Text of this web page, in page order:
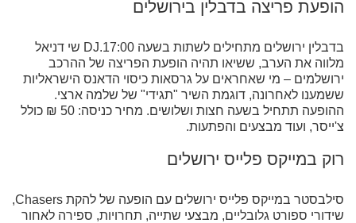
הופעת פריצה בדבלין בירושלים
בדבלין ירושלים מתחילים לשתות בשעה 17:00.DJ שי דניאל
מלווה את הערב, ששיאו תהיה הופעת הפריצה של ההרכב
ירושלמים – מי שאחראים על גרסאות כיסוי הדאנס הישראליות
ששמענו לאחרונה, דוגמת השיר "תגידי" של שלמה ארצי.
ההופעה תתחיל בשעה חצות ושלושים. מחיר כניסה: 50 ₪ כולל
צ'ייסר, ועוד מבצעים והפתעות.
רוק במייקס פלייס ירושלים
סילבסטר במייקס פלייס ירושלים עם הופעה של להקת Chasers,
שידורי ספורט גלובליים, מבצעי שתייה, תחרויות, ספירה לאחור